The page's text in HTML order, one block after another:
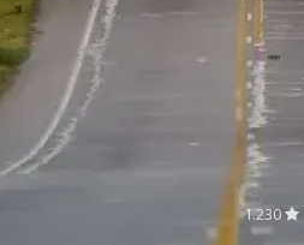
1.230